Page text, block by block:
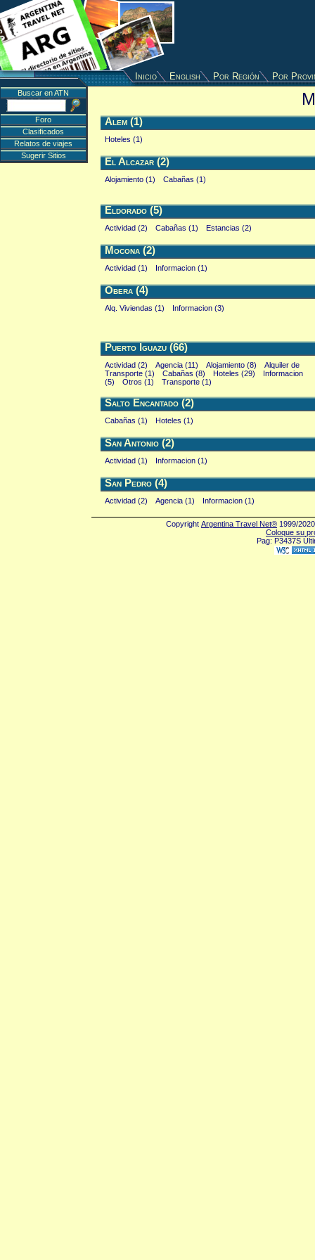
Inicio English Por Región Por
Alem (1)
Hoteles (1)
El Alcazar (2)
Alojamiento (1) Cabañas (1)
Eldorado (5)
Actividad (2) Cabañas (1) Estancias (2)
Mocona (2)
Actividad (1) Informacion (1)
Obera (4)
Alq. Viviendas (1) Informacion (3)
Puerto Iguazu (66)
Actividad (2) Agencia (11) Alojamiento (8)
Alquiler de
Transporte (1)
Cabañas (8) Hoteles (29)
Informacion
(5)
Otros (1) Transporte (1)
Salto Encantado (2)
Cabañas (1) Hoteles (1)
San Antonio (2)
Actividad (1) Informacion (1)
San Pedro (4)
Actividad (2) Agencia (1) Informacion (1)
Buscar en ATN
Foro
Clasificados
Relatos de viajes
Sugerir Sitios
Copyright Argentina Travel Net® 1999/
Coloque su
Pag: P3437S